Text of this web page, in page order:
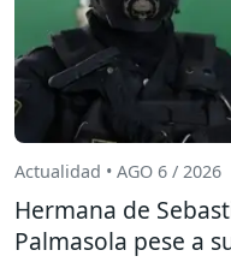
Actualidad • AGO 6 / 2026
Hermana de
Palmasola pese a